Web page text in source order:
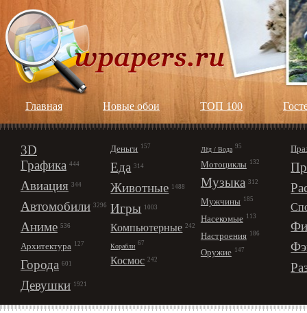
Главная Новые обои ТОП 100
3D
Графика 444
Авиация 344
Автомобили 3296
Аниме 536
Архитектура 127
Города 601
Девушки 1921
Деньги 157
Еда 314
Животные 1488
Игры 1003
Компьютерные 242
Корабли 67
Космос 242
Лёд / Вода 95
Мотоциклы 132
Музыка 312
Мужчины 185
Насекомые 113
Настроения 186
Оружие 147